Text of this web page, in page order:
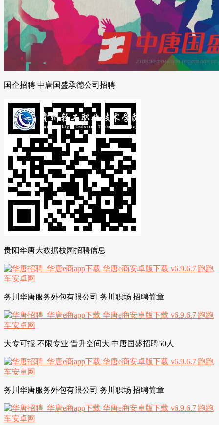
国企招聘 中唐国盛承德公司招聘
贵阳华唐大数据校园招聘信息
务川华唐服务外包有限公司 务川职场 招聘简章
大专可报 不限专业 晋升空间大 中唐国盛招聘50人
务川华唐服务外包有限公司 务川职场 招聘简章